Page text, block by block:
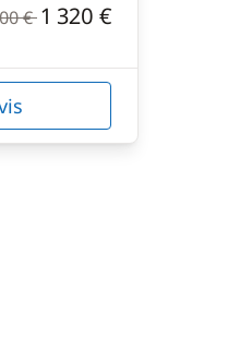
€1 320 €